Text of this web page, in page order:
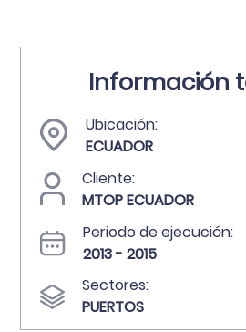
Información
Ubicación:
ECUADOR
Cliente:
MTOP ECUADOR
Periodo de ejecución:
2013 - 2015
Sectores:
PUERTOS